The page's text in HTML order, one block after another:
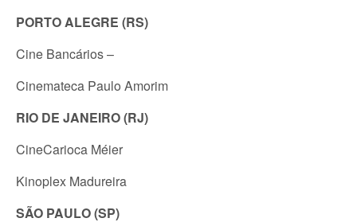
PORTO ALEGRE (RS)
Cine Bancários –
Cinemateca Paulo Amorim
RIO DE JANEIRO (RJ)
CineCarioca Méier
Kinoplex Madureira
SÃO PAULO (SP)